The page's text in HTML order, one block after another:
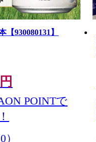
【930080131】
円
POINTで
）